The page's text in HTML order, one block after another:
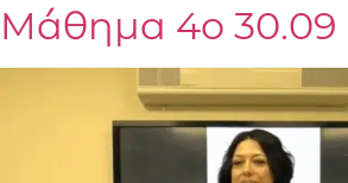
Μάθημα 4ο 30.09